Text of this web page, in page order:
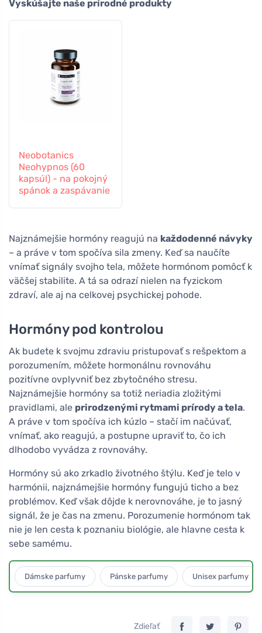
Vyskúšajte naše prírodné produkty
Neobotanics
Neohypnos (60
kapsúl) - na pokojný
spánok a zaspávanie
Najznámejšie hormóny reagujú na každodenné návyky
– a práve v tom spočíva sila zmeny. Keď sa naučíte
vnímať signály svojho tela, môžete hormónom pomôcť k
väčšej stabilite. A tá sa odrazí nielen na fyzickom
zdraví, ale aj na celkovej psychickej pohode.
Hormóny pod kontrolou
Ak budete k svojmu zdraviu pristupovať s rešpektom a
porozumením, môžete hormonálnu rovnováhu
pozitívne ovplyvniť bez zbytočného stresu.
Najznámejšie hormóny sa totiž neriadia zložitými
pravidlami, ale prirodzenými rytmami prírody a tela.
A práve v tom spočíva ich kúzlo – stačí im načúvať,
vnímať, ako reagujú, a postupne upraviť to, čo ich
dlhodobo vyvádza z rovnováhy.
Hormóny sú ako zrkadlo životného štýlu. Keď je telo v
harmónii, najznámejšie hormóny fungujú ticho a bez
problémov. Keď však dôjde k nerovnováhe, je to jasný
signál, že je čas na zmenu. Porozumenie hormónom tak
nie je len cesta k poznaniu biológie, ale hlavne cesta k
sebe samému.
Dámske parfumy Pánske parfumy Unisex parfumy
Zdieľať